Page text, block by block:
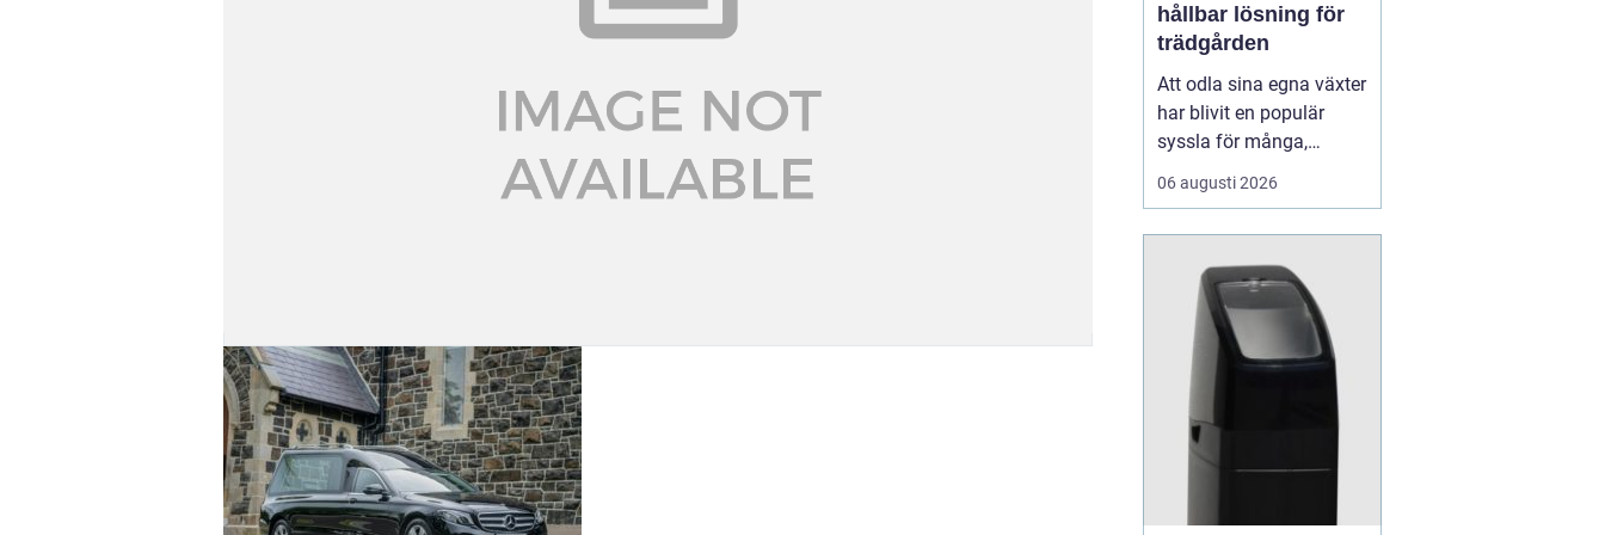
hållbar lösning för
trädgården
Att odla sina egna växter
har blivit en populär
syssla för många,
oavsett om det handlar
om att ha en prunkande
balkongträdgård i stan.
En av de mest effektiva
och este...
06 augusti 2026